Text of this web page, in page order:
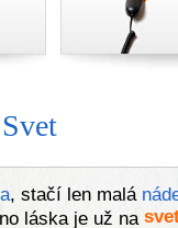
Svet
, stačí len malá
láska je už na